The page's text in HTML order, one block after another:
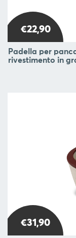
€22,90
Padella per
rivestimento in
€31,90